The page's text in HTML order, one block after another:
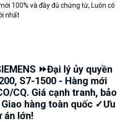
100% và đầy đủ chứng từ, Luôn có
nhất
⏩Đại lý ủy quyền
S7-1500 - Hàng mới
CQ. Giá cạnh tranh, bảo
hàng toàn quốc ✓Ưu
án lớn!